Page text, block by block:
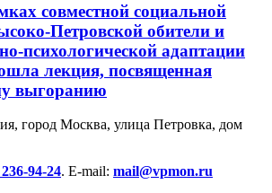
совместной социальной
Петровской обители и
психологической адаптации
лекция, посвященная
выгоранию
город Москва, улица Петровка, дом
94-24. E-mail: mail@vpmon.ru